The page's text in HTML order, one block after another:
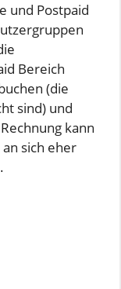
und Postpaid
Bereich
(die
sind) und
kann
sich eher